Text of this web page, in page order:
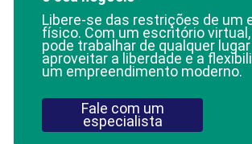
Libere-se das restrições de um
físico. Com um escritório
pode trabalhar de qualquer lugar
aproveitar a liberdade e a
um empreendimento moderno.
Fale com um
especialista